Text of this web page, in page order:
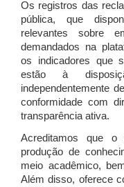
Os registros das
pública, que
relevantes sobre
demandados na
os indicadores que
estão à
independentemente
conformidade com
transparência ativa.
Acreditamos que
produção de
meio acadêmico,
Além disso, oferece